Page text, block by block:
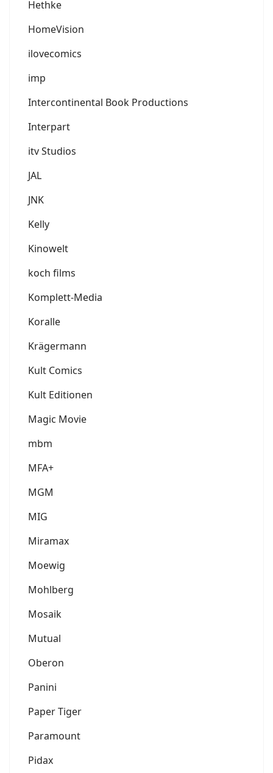
Hethke
HomeVision
ilovecomics
imp
Intercontinental Book Productions
Interpart
itv Studios
JAL
JNK
Kelly
Kinowelt
koch films
Komplett-Media
Koralle
Krägermann
Kult Comics
Kult Editionen
Magic Movie
mbm
MFA+
MGM
MIG
Miramax
Moewig
Mohlberg
Mosaik
Mutual
Oberon
Panini
Paper Tiger
Paramount
Pidax